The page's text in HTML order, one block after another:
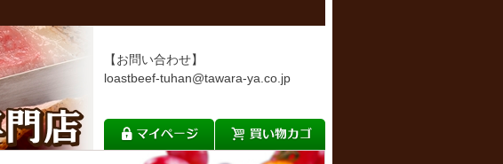
【お問い合わせ】
loastbeef-tuhan@tawara-ya.co.jp